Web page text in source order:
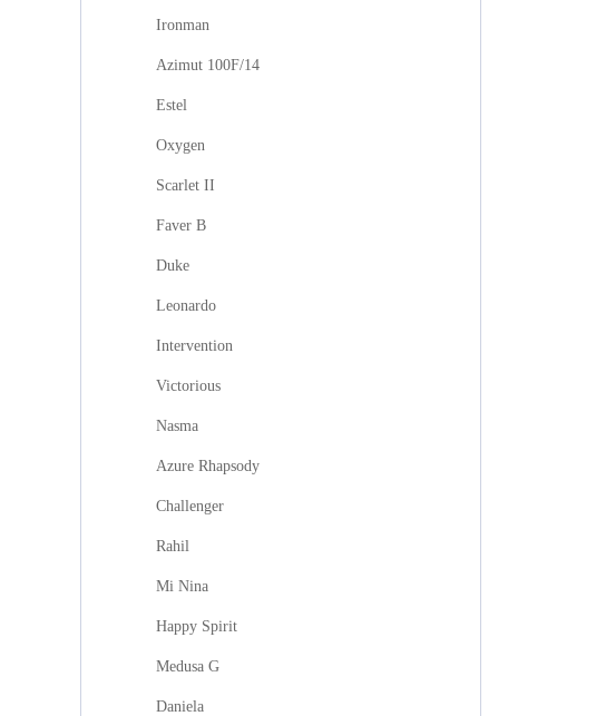
Ironman
Azimut 100F/14
Estel
Oxygen
Scarlet II
Faver B
Duke
Leonardo
Intervention
Victorious
Nasma
Azure Rhapsody
Challenger
Rahil
Mi Nina
Happy Spirit
Medusa G
Daniela